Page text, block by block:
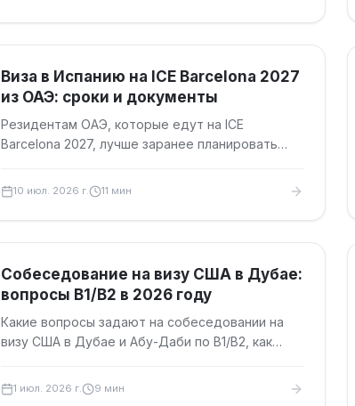
Туристические визы
Виза в Испанию на ICE Barcelona 2027
из ОАЭ: сроки и документы
Резидентам ОАЭ, которые едут на ICE
Barcelona 2027, лучше заранее планировать
сборы и безопасный дедлайн.
10 июл. 2026 г. 11 мин
Туристические визы
Собеседование на визу США в Дубае:
вопросы B1/B2 в 2026 году
Какие вопросы задают на собеседовании на
визу США в Дубае и Абу-Даби по B1/B2, как
подготовиться резидентам ОАЭ в 2026 году.
1 июл. 2026 г. 9 мин